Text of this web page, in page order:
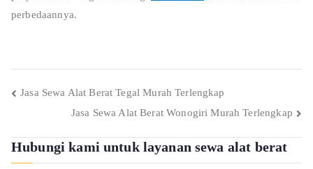
perbedaannya.
Post
Jasa Sewa Alat Berat Tegal Murah Terlengkap
Jasa Sewa Alat Berat Wonogiri Murah Terlengkap
Hubungi kami untuk layanan sewa alat berat